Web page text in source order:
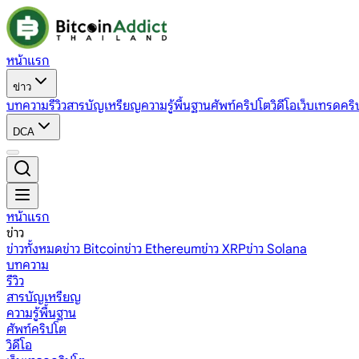
หน้าแรก
ข่าว
บทความรีวิวสารบัญเหรียญความรู้พื้นฐานศัพท์คริปโตวิดีโอเว็บเทรดค
DCA
หน้าแรก
ข่าว
ข่าวทั้งหมดข่าว Bitcoinข่าว Ethereumข่าว XRPข่าว Solana
บทความ
รีวิว
สารบัญเหรียญ
ความรู้พื้นฐาน
ศัพท์คริปโต
วิดีโอ